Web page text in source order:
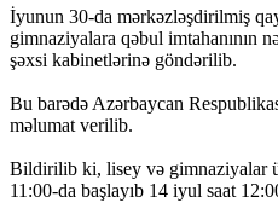
İyunun 30-da mərkəzləşdirilmiş
gimnaziyalara qəbul imtahanının
şəxsi kabinetlərinə göndərilib.
Bu barədə Azərbaycan
məlumat verilib.
Bildirilib ki, lisey və gimnaziyalar
11:00-da başlayıb 14 iyul saat